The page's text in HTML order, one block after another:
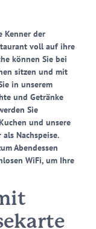
Kenner der
voll auf ihre
können Sie bei
sitzen und mit
in unserem
und Getränke
Sie
und unsere
Nachspeise.
Abendessen
WiFi, um Ihre